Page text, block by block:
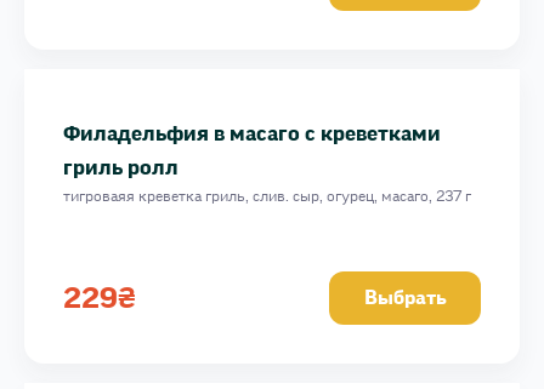
Филадельфия в масаго с креветками
гриль ролл
тигроваяя креветка гриль, слив. сыр, огурец, масаго, 237 г
229₴ Выбрать